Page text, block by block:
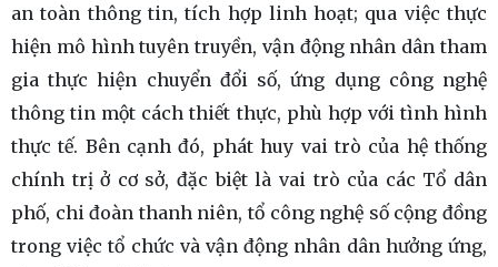
an toàn thông tin, tích hợp linh hoạt; qua việc thực
hiện mô hình tuyên truyền, vận động nhân dân tham
gia thực hiện chuyển đổi số, ứng dụng công nghệ
thông tin một cách thiết thực, phù hợp với tình hình
thực tế. Bên cạnh đó, phát huy vai trò của hệ thống
chính trị ở cơ sở, đặc biệt là vai trò của các Tổ dân
phố, chi đoàn thanh niên, tổ công nghệ số cộng đồng
trong việc tổ chức và vận động nhân dân hưởng ứng,